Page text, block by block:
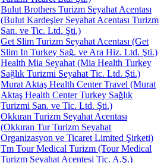
Bulut Brothers Turizm Seyahat Acentası
(Bulut Kardeşler Seyahat Acentası Turizm
San. ve Tic. Ltd. Şti.)
Get Slim Turizm Seyahat Acentası (Get
Slim In Turkey Sağ. ve Ara Hiz. Ltd. Şti.)
Health Mia Seyahat (Mia Health Turkey
Sağlık Turizmi Seyahat Tic. Ltd. Şti.)
Murat Aktaş Health Center Travel (Murat
Aktaş Health Center Turkey Sağlık
Turizmi San. ve Tic. Ltd. Şti.)
Okkıran Turizm Seyahat Acentası
(Okkıran Tur Turizm Seyahat
Organizasyon ve Ticaret Limited Şirketi)
Tm Tour Medical Turizm (Tour Medical
Turizm Seyahat Acentesi Tic. A.Ş.)